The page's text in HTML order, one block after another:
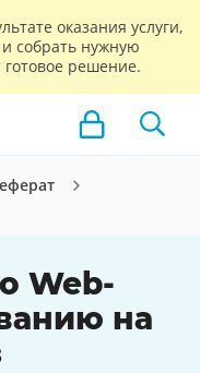
оказания услуги,
собрать нужную
решение.
Web-
на